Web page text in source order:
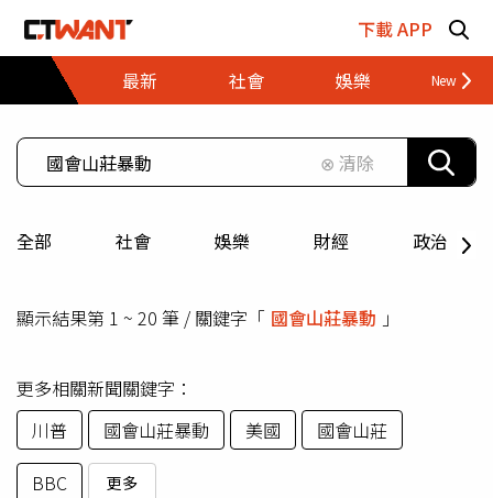
下載 APP
最新
社會 娛樂 財經
⊗ 清除
全部 社會 娛樂 財經 政治
顯示結果第 1 ~ 20 筆 / 關鍵字「 國會山莊暴動 」
更多相關新聞關鍵字：
川普
國會山莊暴動 美國
國會山莊
BBC
更多